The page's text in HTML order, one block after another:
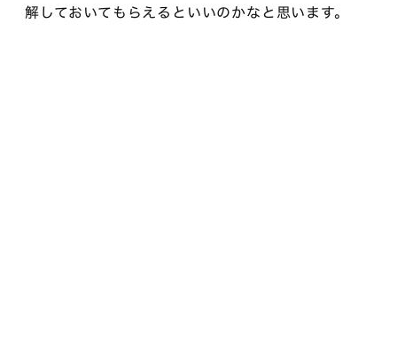
解しておいてもらえるといいのかなと思います。